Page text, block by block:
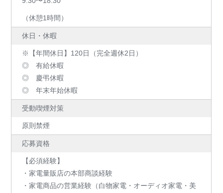
（休憩1時間）
休日・休暇
※【年間休日】120日（完全週休2日）
◎ 有給休暇
◎ 慶弔休暇
◎ 年末年始休暇
受動喫煙対策
原則禁煙
応募資格
【必須経験】
・家電量販店の本部商談経験
・家電商品の営業経験（白物家電・オーディオ家電・美